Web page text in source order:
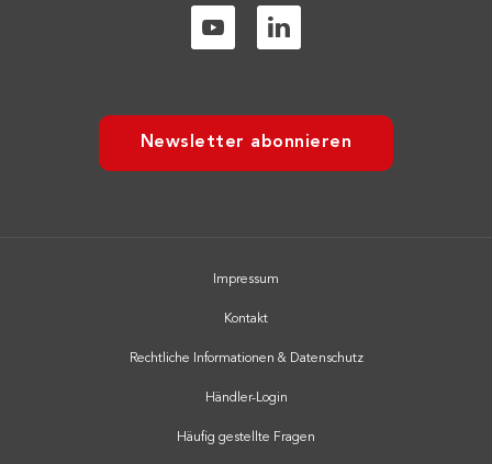
Newsletter abonnieren
Impressum
Kontakt
Rechtliche Informationen & Datenschutz
Händler-Login
Häufig gestellte Fragen